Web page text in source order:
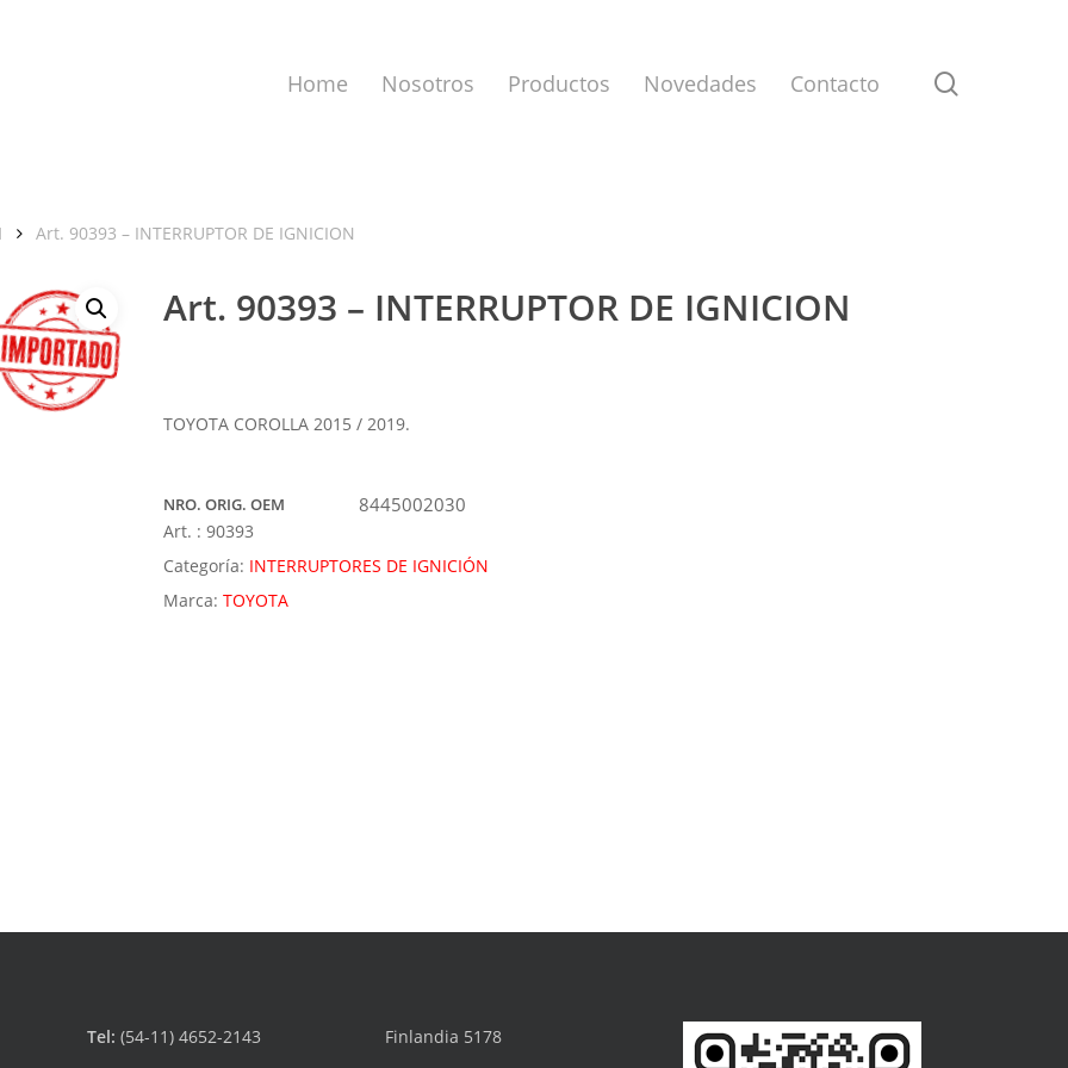
cerrar.
Home Nosotros Productos Novedades Contacto
Art. 90393 – INTERRUPTOR DE IGNICION
Art. 90393 – INTERRUPTOR DE IGNICION
TOYOTA COROLLA 2015 / 2019.
NRO. ORIG. OEM 8445002030
Art. : 90393
Categoría: INTERRUPTORES DE IGNICIÓN
Marca: TOYOTA
Tel: (54-11) 4652-2143
Finlandia 5178